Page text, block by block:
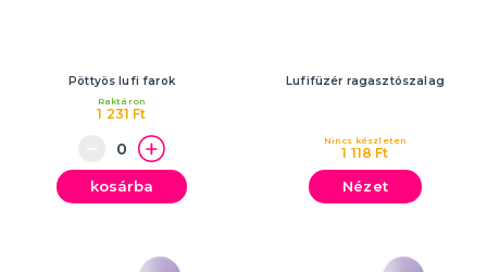
Pöttyös lufi farok
1 231 Ft
Raktáron
kosárba
Lufifüzér ragasztószalag
1 118 Ft
Nincs készleten
Nézet